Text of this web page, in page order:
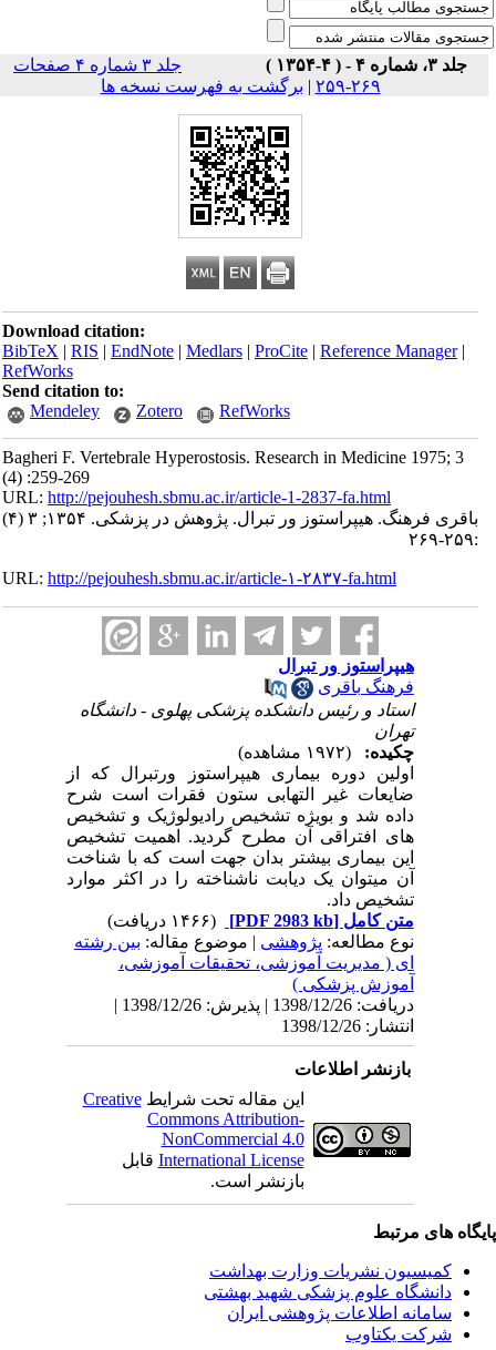
جلد ۳، شماره ۴ - ( ۴-۱۳۵۴ )
جلد ۳ شماره ۴ صفحات
۲۶۹-۲۵۹
|برگشت به فهرست نسخه ها
Download citation:
BibTeX|RIS|EndNote|Medlars|ProCite|Reference Manager
RefWorks
Send citation to:
Mendeley
Zotero RefWorks
Bagheri F. Vertebrale Hyperostosis. Research in Medicine 1975; 3
(4) :259-269
URL:http://pejouhesh.sbmu.ac.ir/article-1-2837-fa.html
باقری فرهنگ. هیپراستوز ور تبرال. پژوهش در پزشکی. ۱۳۵۴; ۳ (۴)
URL:http://pejouhesh.sbmu.ac.ir/article-۱-۲۸۳۷-fa.html
هیپراستوز ور تبرال
فرهنگ باقری
استاد و رئیس دانشکده پزشکی پهلوی - دانشگاه
تهران
چکیده:
اولین دوره بیماری هیپراستوز ورتبرال که از
ضایعات غیر التهابی ستون فقرات است شرح
داده شد و بویژه تشخیص رادیولوژیک و تشخیص
های افتراقی آن مطرح گردید. اهمیت تشخیص
این بیماری بیشتر بدان جهت است که با شناخت
آن میتوان یک دیابت ناشناخته را در اکثر موارد
تشخیص داد.
متن کامل[PDF 2983 kb]
نوع مطالعه:پژوهشی| موضوع مقاله:بین رشته
ای ( مدیریت آموزشی، تحقیقات آموزشی،
آموزش پزشکی )
دریافت: 1398/12/26 | پذیرش: 1398/12/26 |
انتشار: 1398/12/26
بازنشر اطلاعات
این مقاله تحت شرایطCreative
Commons Attribution-
NonCommercial 4.0
International Licenseقابل
بازنشر است.
های مرتبط
کمیسیون نشریات وزارت بهداشت
دانشگاه علوم پزشکی شهید بهشتی
سامانه اطلاعات پژوهشی ایران
شرکت یکتاوب